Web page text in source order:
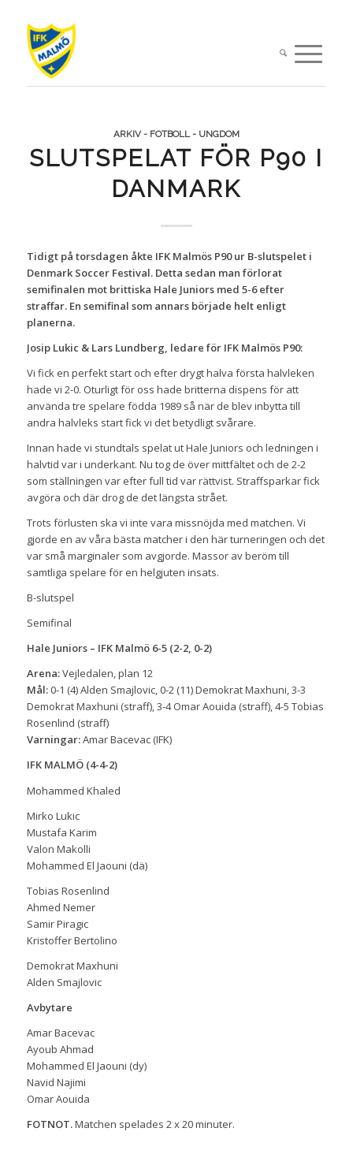
ARKIV - FOTBOLL - UNGDOM
SLUTSPELAT FÖR P90 I
DANMARK
Tidigt på torsdagen åkte IFK Malmös P90 ur B-slutspelet i
Denmark Soccer Festival. Detta sedan man förlorat
semifinalen mot brittiska Hale Juniors med 5-6 efter
straffar. En semifinal som annars började helt enligt
planerna.
Josip Lukic & Lars Lundberg, ledare för IFK Malmös P90:
Vi fick en perfekt start och efter drygt halva första halvleken
hade vi 2-0. Oturligt för oss hade britterna dispens för att
använda tre spelare födda 1989 så när de blev inbytta till
andra halvleks start fick vi det betydligt svårare.
Innan hade vi stundtals spelat ut Hale Juniors och ledningen i
halvtid var i underkant. Nu tog de över mittfältet och de 2-2
som ställningen var efter full tid var rättvist. Straffsparkar fick
avgöra och där drog de det längsta strået.
Trots förlusten ska vi inte vara missnöjda med matchen. Vi
gjorde en av våra bästa matcher i den här turneringen och det
var små marginaler som avgjorde. Massor av beröm till
samtliga spelare för en helgjuten insats.
B-slutspel
Semifinal
Hale Juniors – IFK Malmö 6-5 (2-2, 0-2)
Arena:Vejledalen, plan 12
Mål:0-1 (4) Alden Smajlovic, 0-2 (11) Demokrat Maxhuni, 3-3
Demokrat Maxhuni (straff), 3-4 Omar Aouida (straff), 4-5 Tobias
Rosenlind (straff)
Varningar:Amar Bacevac (IFK)
IFK MALMÖ (4-4-2)
Mohammed Khaled
Mirko Lukic
Mustafa Karim
Valon Makolli
Mohammed El Jaouni (dä)
Tobias Rosenlind
Ahmed Nemer
Samir Piragic
Kristoffer Bertolino
Demokrat Maxhuni
Alden Smajlovic
Avbytare
Amar Bacevac
Ayoub Ahmad
Mohammed El Jaouni (dy)
Navid Najimi
Omar Aouida
FOTNOT.Matchen spelades 2 x 20 minuter.